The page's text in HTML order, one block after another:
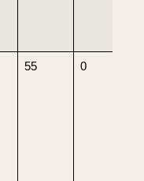
55 0